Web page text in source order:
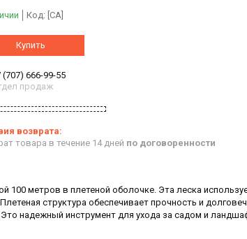
Код: [CA]
Купить
(707) 666-99-55
продаж
товара в течение 14 дней по договоренности
метров в плетеной оболочке. Эта леска
структура обеспечивает прочность и
надежный инструмент для ухода за садом и